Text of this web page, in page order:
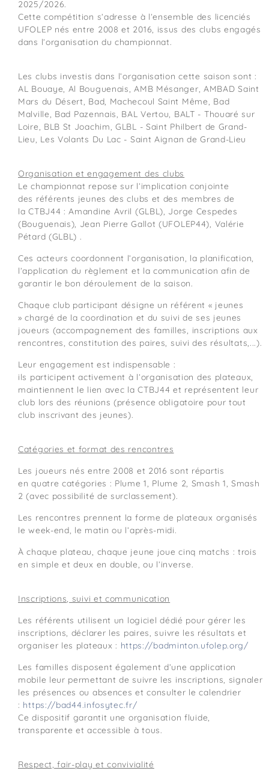
2025/2026.
Cette compétition s’adresse à l’ensemble des licenciés
UFOLEP nés entre 2008 et 2016, issus des clubs engagés
dans l’organisation du championnat.
Les clubs investis dans l’organisation cette saison sont :
AL Bouaye, Al Bouguenais, AMB Mésanger, AMBAD Saint
Mars du Désert, Bad, Machecoul Saint Même, Bad
Malville, Bad Pazennais, BAL Vertou, BALT - Thouaré sur
Loire, BLB St Joachim, GLBL - Saint Philbert de Grand-
Lieu, Les Volants Du Lac - Saint Aignan de Grand-Lieu
Organisation et engagement des clubs
Le championnat repose sur l’implication conjointe
des référents jeunes des clubs et des membres de
la CTBJ44 : Amandine Avril (GLBL), Jorge Cespedes
(Bouguenais), Jean Pierre Gallot (UFOLEP44), Valérie
Pétard (GLBL) .
Ces acteurs coordonnent l’organisation, la planification,
l’application du règlement et la communication afin de
garantir le bon déroulement de la saison.
Chaque club participant désigne un référent « jeunes
» chargé de la coordination et du suivi de ses jeunes
joueurs (accompagnement des familles, inscriptions aux
rencontres, constitution des paires, suivi des résultats,...).
Leur engagement est indispensable :
ils participent activement à l’organisation des plateaux,
maintiennent le lien avec la CTBJ44 et représentent leur
club lors des réunions (présence obligatoire pour tout
club inscrivant des jeunes).
Catégories et format des rencontres
Les joueurs nés entre 2008 et 2016 sont répartis
en quatre catégories : Plume 1, Plume 2, Smash 1, Smash
2 (avec possibilité de surclassement).
Les rencontres prennent la forme de plateaux organisés
le week-end, le matin ou l’après-midi.
À chaque plateau, chaque jeune joue cinq matchs : trois
en simple et deux en double, ou l’inverse.
Inscriptions, suivi et communication
Les référents utilisent un logiciel dédié pour gérer les
inscriptions, déclarer les paires, suivre les résultats et
organiser les plateaux : https://badminton.ufolep.org/
Les familles disposent également d’une application
mobile leur permettant de suivre les inscriptions, signaler
les présences ou absences et consulter le calendrier
: https://bad44.infosytec.fr/
Ce dispositif garantit une organisation fluide,
transparente et accessible à tous.
Respect, fair-play et convivialité